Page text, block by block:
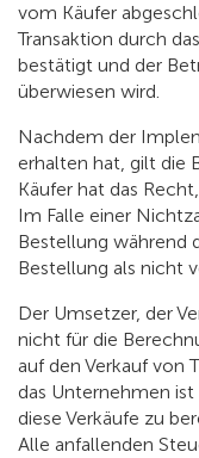
vom Käufer
Transaktion durch
bestätigt und der
überwiesen wird.
Nachdem der
erhalten hat, gilt die
Käufer hat das
Im Falle einer
Bestellung während
Bestellung als nicht
Der Umsetzer, der
nicht für die
auf den Verkauf von
das Unternehmen
diese Verkäufe zu
Alle anfallenden